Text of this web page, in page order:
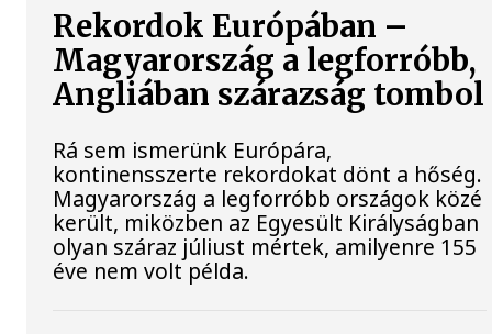
Rekordok Európában –
Magyarország a legforróbb,
Angliában szárazság tombol
Rá sem ismerünk Európára,
kontinensszerte rekordokat dönt a hőség.
Magyarország a legforróbb országok közé
került, miközben az Egyesült Királyságban
olyan száraz júliust mértek, amilyenre 155
éve nem volt példa.